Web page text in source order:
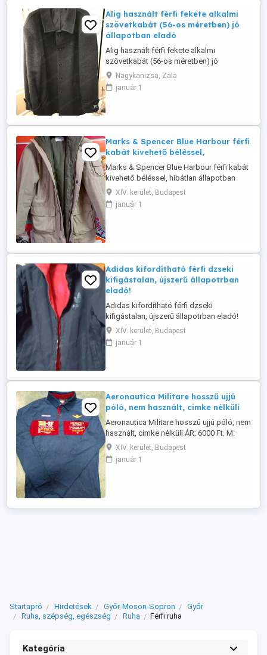
Alig használt férfi fekete alkalmi
szövetkabát (56-os méretben) jó
állapotban eladó
Alig használt férfi fekete alkalmi
szövetkabát (56-os méretben) jó
állapotban eladó. Tökéletes választás a
hidegebb időkre, színházba, elegáns
rendezvényekre! Olasz termék és
Átvehető Nagykanizsán.
Nagykanizsa, Zala
január 1
Marks & Spencer Blue Harbour férfi
kabát kivehető béléssel,
Marks & Spencer Blue Harbour férfi kabát
kivehető béléssel, hibátlan állapotban
Méret: M Ár:10000 Ft
XIV. kerület, Budapest
január 1
Adidas kifordítható férfi dzseki
kifigástalan, újszerű állapotrban
eladó!
Adidas kifordítható férfi dzseki
kifigástalan, újszerű állapotrban eladó!
XIV. kerület, Budapest
január 1
Aeronautica Militare hosszű ujjú
póló, nem használt, cimke nélküli
Aeronautica Militare hosszű ujjú póló, nem
használt, cimke nélküli ÁR: 6000 Ft. M:
06702966826
XIV. kerület, Budapest
január 1
Startapró Hirdetések Győr-Moson-Sopron
Győr
Ruha, szépség, egészség
Ruha Férfi ruha
Kategória